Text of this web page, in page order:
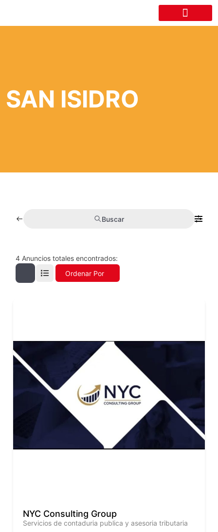
SAN ISIDRO
Buscar
4 Anuncios totales encontrados:
Ordenar Por
NYC Consulting Group
Servicios de contaduria publica y asesoria tributaria